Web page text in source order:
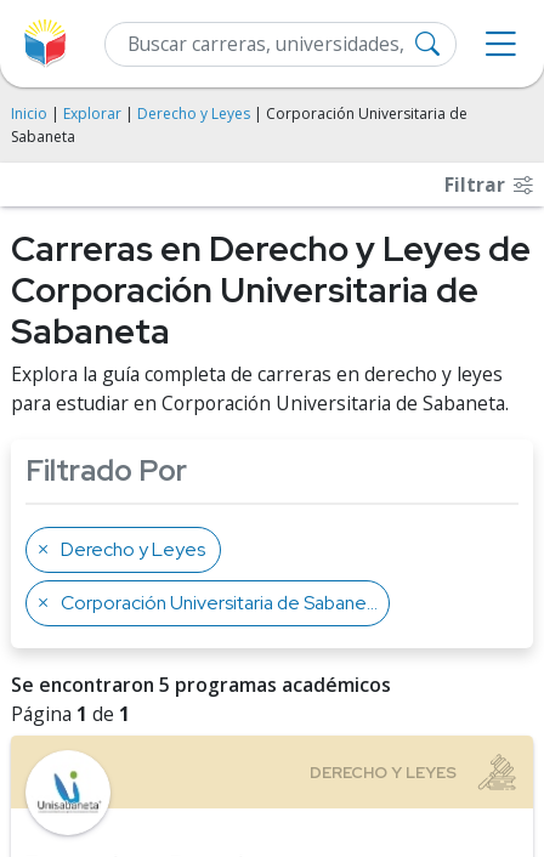
Inicio | Explorar | Derecho y Leyes | Corporación Universitaria de
Sabaneta
Filtrar
Carreras en Derecho y Leyes de
Corporación Universitaria de
Sabaneta
Explora la guía completa de carreras en derecho y leyes
para estudiar en Corporación Universitaria de Sabaneta.
Filtrado Por
Derecho y Leyes
Corporación Universitaria de Sabaneta
Se encontraron 5 programas académicos
Página 1 de 1